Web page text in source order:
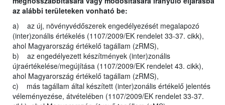
az alábbi területeken vonható be:
a) az új, növényvédőszerek engedélyezését megalapozó
(inter)zonális értékelés (1107/2009/EK rendelet 33-37. cikk),
ahol Magyarország értékelő tagállam (zRMS),
b) az engedélyezett készítmények (inter)zonális
újraértékelése/megújítása (1107/2009/EK rendelet 43. cikk),
ahol Magyarország értékelő tagállam (zRMS),
c) más tagállam által készített (inter)zonális értékelő jelentés
véleményezése, átvételében (1107/2009/EK rendelet 33-37.